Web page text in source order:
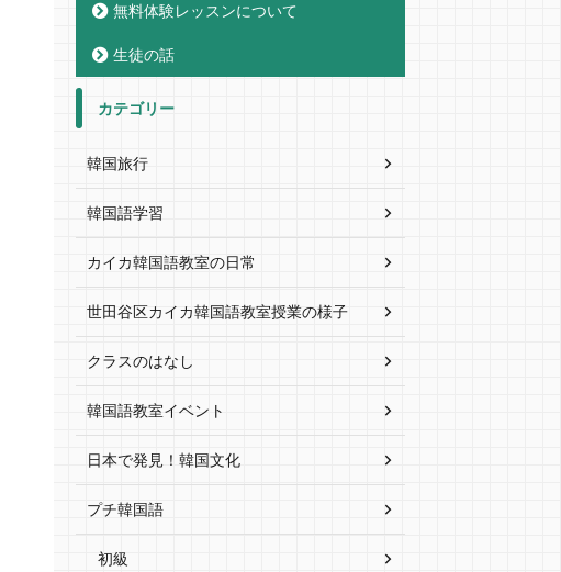
無料体験レッスンについて
生徒の話
カテゴリー
韓国旅行
韓国語学習
カイカ韓国語教室の日常
世田谷区カイカ韓国語教室授業の様子
クラスのはなし
韓国語教室イベント
日本で発見！韓国文化
プチ韓国語
初級